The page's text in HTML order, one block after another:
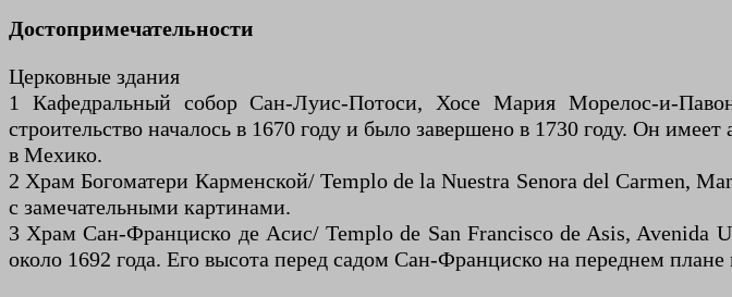
Достопримечательности
Церковные здания
1 Кафедральный собор Сан-Луис-Потоси, Хосе Мария Морелос-и-
строительство началось в 1670 году и было завершено в 1730 году. Он
в Мехико.
2 Храм Богоматери Карменской/ Templo de la Nuestra Senora del Carmen,
с замечательными картинами.
3 Храм Сан-Франциско де Асис/ Templo de San Francisco de Asis, Avenida
около 1692 года. Его высота перед садом Сан-Франциско на переднем